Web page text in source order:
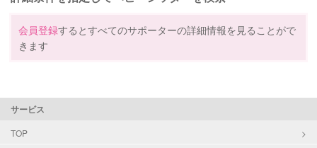
会員登録するとすべてのサポーターの詳細情報を見ることがで
きます
サービス
TOP